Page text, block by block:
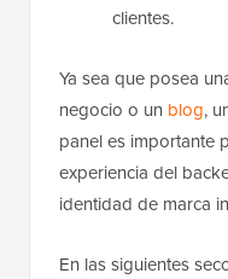
clientes.
Ya sea que posea
negocio o un blog,
panel es importante
experiencia del
identidad de marca
En las siguientes